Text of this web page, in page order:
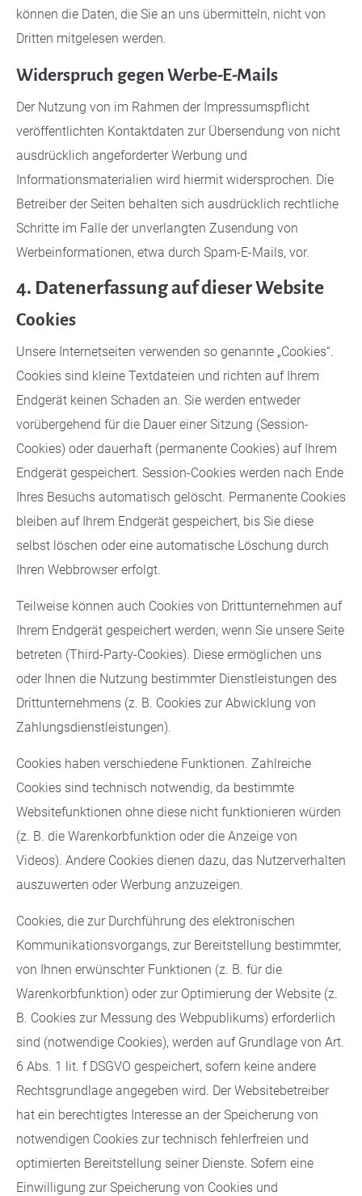
können die Daten, die Sie an uns übermitteln, nicht von
Dritten mitgelesen werden.
Widerspruch gegen Werbe-E-Mails
Der Nutzung von im Rahmen der Impressumspflicht
veröffentlichten Kontaktdaten zur Übersendung von nicht
ausdrücklich angeforderter Werbung und
Informationsmaterialien wird hiermit widersprochen. Die
Betreiber der Seiten behalten sich ausdrücklich rechtliche
Schritte im Falle der unverlangten Zusendung von
Werbeinformationen, etwa durch Spam-E-Mails, vor.
4. Datenerfassung auf dieser Website
Cookies
Unsere Internetseiten verwenden so genannte „Cookies“.
Cookies sind kleine Textdateien und richten auf Ihrem
Endgerät keinen Schaden an. Sie werden entweder
vorübergehend für die Dauer einer Sitzung (Session-
Cookies) oder dauerhaft (permanente Cookies) auf Ihrem
Endgerät gespeichert. Session-Cookies werden nach Ende
Ihres Besuchs automatisch gelöscht. Permanente Cookies
bleiben auf Ihrem Endgerät gespeichert, bis Sie diese
selbst löschen oder eine automatische Löschung durch
Ihren Webbrowser erfolgt.
Teilweise können auch Cookies von Drittunternehmen auf
Ihrem Endgerät gespeichert werden, wenn Sie unsere Seite
betreten (Third-Party-Cookies). Diese ermöglichen uns
oder Ihnen die Nutzung bestimmter Dienstleistungen des
Drittunternehmens (z. B. Cookies zur Abwicklung von
Zahlungsdienstleistungen).
Cookies haben verschiedene Funktionen. Zahlreiche
Cookies sind technisch notwendig, da bestimmte
Websitefunktionen ohne diese nicht funktionieren würden
(z. B. die Warenkorbfunktion oder die Anzeige von
Videos). Andere Cookies dienen dazu, das Nutzerverhalten
auszuwerten oder Werbung anzuzeigen.
Cookies, die zur Durchführung des elektronischen
Kommunikationsvorgangs, zur Bereitstellung bestimmter,
von Ihnen erwünschter Funktionen (z. B. für die
Warenkorbfunktion) oder zur Optimierung der Website (z.
B. Cookies zur Messung des Webpublikums) erforderlich
sind (notwendige Cookies), werden auf Grundlage von Art.
6 Abs. 1 lit. f DSGVO gespeichert, sofern keine andere
Rechtsgrundlage angegeben wird. Der Websitebetreiber
hat ein berechtigtes Interesse an der Speicherung von
notwendigen Cookies zur technisch fehlerfreien und
optimierten Bereitstellung seiner Dienste. Sofern eine
Einwilligung zur Speicherung von Cookies und